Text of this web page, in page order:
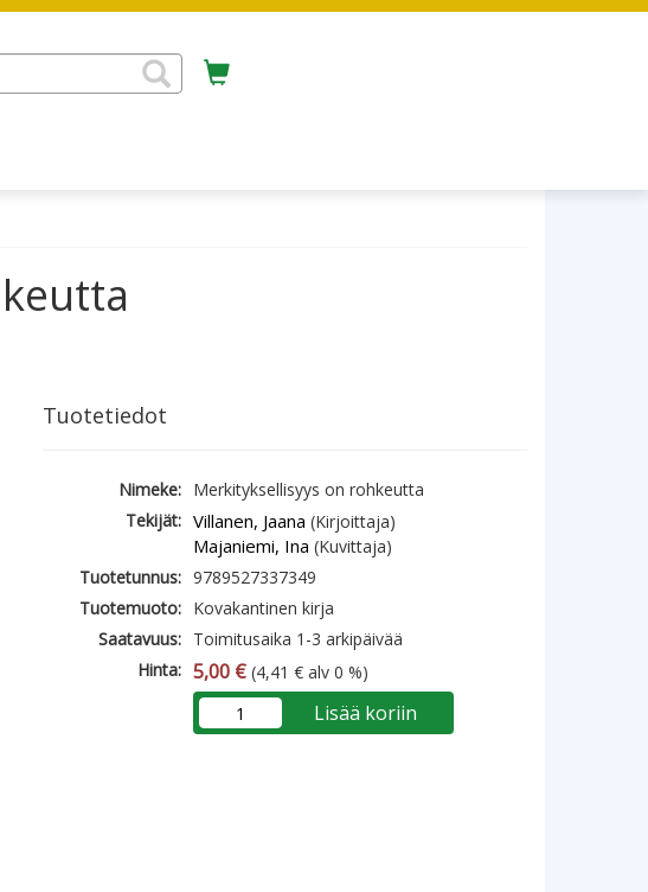
Tuotetiedot
Nimeke: Merkityksellisyys on rohkeutta
Tekijät: Villanen, Jaana (Kirjoittaja)
Majaniemi, Ina (Kuvittaja)
Tuotetunnus: 9789527337349
Tuotemuoto: Kovakantinen kirja
Saatavuus: Toimitusaika 1-3 arkipäivää
Hinta: 5,00 € (4,41 € alv 0 %)
Lisää koriin